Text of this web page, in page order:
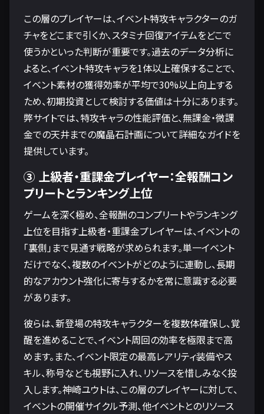
この層のプレイヤーは、イベント特攻キャラクターのガ
チャをどこまで引くか、スタミナ回復アイテムをどこで
使うかといった判断が重要です。過去のデータ分析に
よると、イベント特攻キャラを1体以上確保することで、
イベント素材の獲得効率が平均で30%以上向上する
ため、初期投資として検討する価値は十分にあります。
弊サイトでは、特攻キャラの性能評価と、無課金・微課
金での天井までの魔晶石計画について詳細なガイドを
提供しています。
③ 上級者・重課金プレイヤー：全報酬コン
プリートとランキング上位
ゲームを深く極め、全報酬のコンプリートやランキング
上位を目指す上級者・重課金プレイヤーは、イベントの
「裏側」まで見通す戦略が求められます。単一イベント
だけでなく、複数のイベントがどのように連動し、長期
的なアカウント強化に寄与するかを常に意識する必要
があります。
彼らは、新登場の特攻キャラクターを複数体確保し、覚
醒を進めることで、イベント周回の効率を極限まで高
めます。また、イベント限定の最高レアリティ装備やス
キル、称号なども視野に入れ、リソースを惜しみなく投
入します。神崎ユウトは、この層のプレイヤーに対して、
イベントの開催サイクル予測、他イベントとのリソース